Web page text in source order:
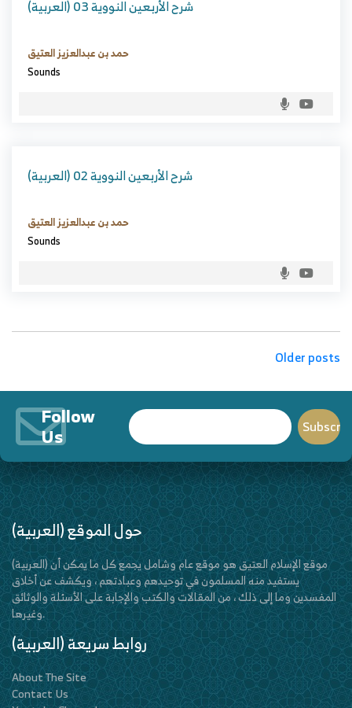
(العربية) شرح الأربعين النووية 03
حمد بن عبدالعزيز العتيق
Sounds
(العربية) شرح الأربعين النووية 02
حمد بن عبدالعزيز العتيق
Sounds
Posts Older posts
Follow
Us
(العربية) حول الموقع
(العربية) موقع الإسلام العتيق هو موقع عام وشامل يجمع كل ما يمكن أن
يستفيد منه المسلمون في توحيدهم وعبادتهم ، ويكشف عن أخلاق
المفسدين وما إلى ذلك ، من المقالات والكتب والإجابة على الأسئلة والوثائق
وغيرها.
(العربية) روابط سريعة
About The Site
Contact Us